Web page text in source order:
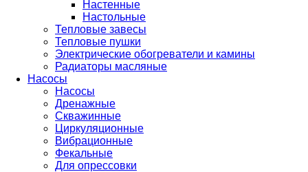
Настенные
Настольные
Тепловые завесы
Тепловые пушки
Электрические обогреватели и камины
Радиаторы масляные
Насосы
Насосы
Дренажные
Скважинные
Циркуляционные
Вибрационные
Фекальные
Для опрессовки